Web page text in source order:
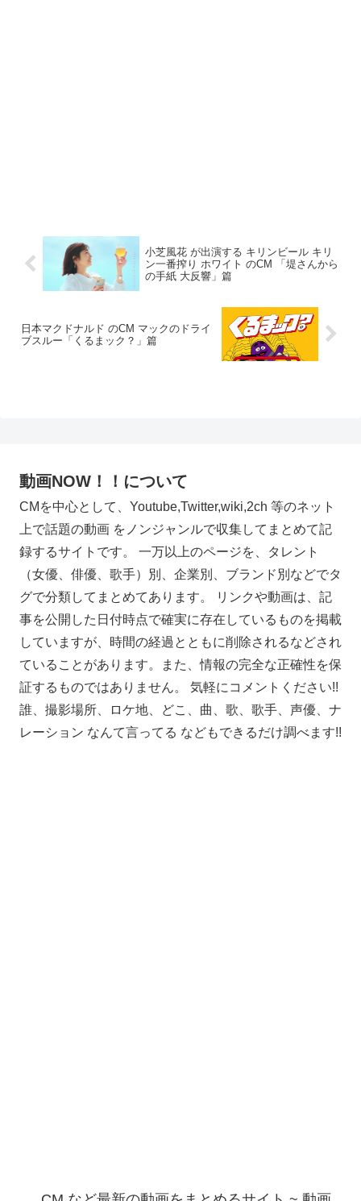
小芝風花 が出演する キリンビール キリ
ン一番搾り ホワイト のCM 「堤さんから
の手紙 大反響」篇
日本マクドナルド のCM マックのドライ
ブスルー「くるまック？」篇
動画NOW！！について
CMを中心として、Youtube,Twitter,wiki,2ch 等のネット
上で話題の動画 をノンジャンルで収集してまとめて記
録するサイトです。 一万以上のページを、タレント
（女優、俳優、歌手）別、企業別、ブランド別などでタ
グで分類してまとめてあります。 リンクや動画は、記
事を公開した日付時点で確実に存在しているものを掲載
していますが、時間の経過とともに削除されるなどされ
ていることがあります。また、情報の完全な正確性を保
証するものではありません。 気軽にコメントください!!
誰、撮影場所、ロケ地、どこ、曲、歌、歌手、声優、ナ
レーション なんて言ってる などもできるだけ調べます!!